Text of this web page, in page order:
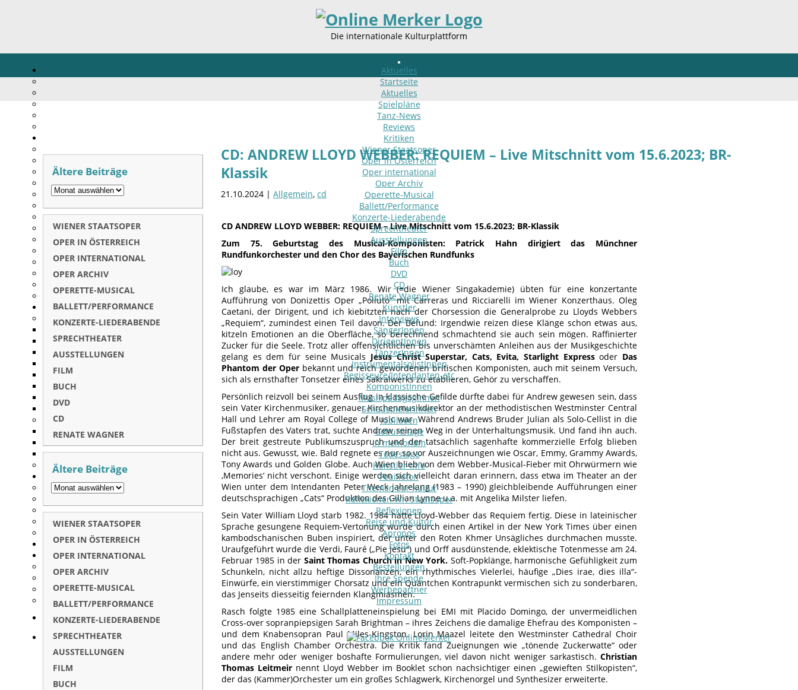
Die internationale Kulturplattform
Aktuelles
Startseite
Aktuelles
Spielpläne
Tanz-News
Reviews
Kritiken
Wiener Staatsoper
Oper in Österreich
Oper international
Oper Archiv
Operette-Musical
Ballett/Performance
Konzerte-Liederabende
Sprechtheater
Ausstellungen
Film
Buch
DVD
CD
Renate Wagner
Künstler
Interviews
SängerInnen
DirigentInnen
TänzerInnen
InstrumentalsolistInnen
Regisseure/Intendanten-etc
KomponistInnen
MusikpädagogInnen
SchauspielerInnen
Jubilaeen
Geburtstage
In memoriam
Todestage
Künstler-Info
Feuilleton
Themen zur Kultur
Reflexionen Wr. Staatsoper
Reflexionen
Reise und Kultur
Apropos
Fotos
Kontakt
Bestellungen
Ihre Spende
Werbepartner
Impressum
CD: ANDREW LLOYD WEBBER: REQUIEM – Live Mitschnitt vom 15.6.2023; BR-
Klassik
21.10.2024 | Allgemein, cd
CD ANDREW LLOYD WEBBER: REQUIEM – Live Mitschnitt vom 15.6.2023; BR-Klassik
Zum 75. Geburtstag des Musical-Komponisten: Patrick Hahn dirigiert das Münchner
Rundfunkorchester und den Chor des Bayerischen Rundfunks
Ich glaube, es war im März 1986. Wir (=die Wiener Singakademie) übten für eine konzertante
Aufführung von Donizettis Oper „Poliuto“ mit Carreras und Ricciarelli im Wiener Konzerthaus. Oleg
Caetani, der Dirigent, und ich kiebitzten nach der Chorsession die Generalprobe zu Lloyds Webbers
„Requiem“, zumindest einen Teil davon. Der Befund: Irgendwie reizen diese Klänge schon etwas aus,
kitzeln Emotionen an die Oberfläche, so berechnend schmachtend sie auch sein mögen. Raffinierter
Zucker für die Seele. Trotz aller offensichtlichen bis unverschämten Anleihen aus der Musikgeschichte
gelang es dem für seine Musicals Jesus Christ Superstar, Cats, Evita, Starlight Expressoder Das
Phantom der Oper bekannt und reich gewordenen britischen Komponisten, auch mit seinem Versuch,
sich als ernsthafter Tonsetzer eines Sakralwerks zu etablieren, Gehör zu verschaffen.
Persönlich reizvoll bei seinem Ausflug in klassische Gefilde dürfte dabei für Andrew gewesen sein, dass
sein Vater Kirchenmusiker, genauer Kirchenmusikdirektor an der methodistischen Westminster Central
Hall und Lehrer am Royal College of Music war. Während Andrews Bruder Julian als Solo-Cellist in die
Fußstapfen des Vaters trat, suchte Andrew seinen Weg in der Unterhaltungsmusik. Und fand ihn auch.
Der breit gestreute Publikumszuspruch und der tatsächlich sagenhafte kommerzielle Erfolg blieben
nicht aus. Gewusst, wie. Bald regnete es nur so vor Auszeichnungen wie Oscar, Emmy, Grammy Awards,
Tony Awards und Golden Globe. Auch Wien blieb von dem Webber-Musical-Fieber mit Ohrwürmern wie
‚Memories‘ nicht verschont. Einige werden sich vielleicht daran erinnern, dass etwa im Theater an der
Wien unter dem Intendanten Peter Weck jahrelang (1983 – 1990) gleichbleibende Aufführungen einer
deutschsprachigen „Cats“ Produktion des Gillian Lynne u.a. mit Angelika Milster liefen.
Sein Vater William Lloyd starb 1982. 1984 hatte Lloyd-Webber das Requiem fertig. Diese in lateinischer
Sprache gesungene Requiem-Vertonung wurde durch einen Artikel in der New York Times über einen
kambodschanischen Buben inspiriert, der unter den Roten Khmer Unsägliches durchmachen musste.
Uraufgeführt wurde die Verdi, Fauré („Pie Jesu“) und Orff ausdünstende, eklektische Totenmesse am 24.
Februar 1985 in der Saint Thomas Church in New York. Soft-Popklänge, harmonische Gefühligkeit zum
Schunkeln, nicht allzu heftige Dissonanzen, ein rhythmisches Vielerlei, häufige „Dies irae, dies illa“-
Einwürfe, ein vierstimmiger Chorsatz und ein Quäntchen Kontrapunkt vermischen sich zu sonderbaren,
das Jenseits diesseitig feiernden Klangmiasmen.
Rasch folgte 1985 eine Schallplatteneinspielung bei EMI mit Placido Domingo, der unvermeidlichen
Cross-over sopranpiepsigen Sarah Brightman – ihres Zeichens die damalige Ehefrau des Komponisten –
und dem Knabensopran Paul Miles-Kingston. Lorin Maazel leitete den Westminster Cathedral Choir
und das English Chamber Orchestra. Die Kritik fand Zueignungen wie „tönende Zuckerwatte“ oder
andere mehr oder weniger boshafte Formulierungen, viel davon nicht weniger sarkastisch. Christian
Thomas Leitmeir nennt Lloyd Webber im Booklet schon nachsichtiger einen „gewieften Stilkopisten“,
der das (Kammer)Orchester um ein großes Schlagwerk, Kirchenorgel und Synthesizer erweiterte.
Ältere Beiträge
WIENER STAATSOPER
OPER IN ÖSTERREICH
OPER INTERNATIONAL
OPER ARCHIV
OPERETTE-MUSICAL
BALLETT/PERFORMANCE
KONZERTE-LIEDERABENDE
SPRECHTHEATER
AUSSTELLUNGEN
FILM
BUCH
DVD
CD
RENATE WAGNER
Ältere Beiträge
WIENER STAATSOPER
OPER IN ÖSTERREICH
OPER INTERNATIONAL
OPER ARCHIV
OPERETTE-MUSICAL
BALLETT/PERFORMANCE
KONZERTE-LIEDERABENDE
SPRECHTHEATER
AUSSTELLUNGEN
FILM
BUCH